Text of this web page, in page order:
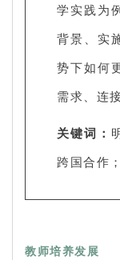
学实践为
背景、实
势下如何
需求、连
关键词：
跨国合作
教师培养发展